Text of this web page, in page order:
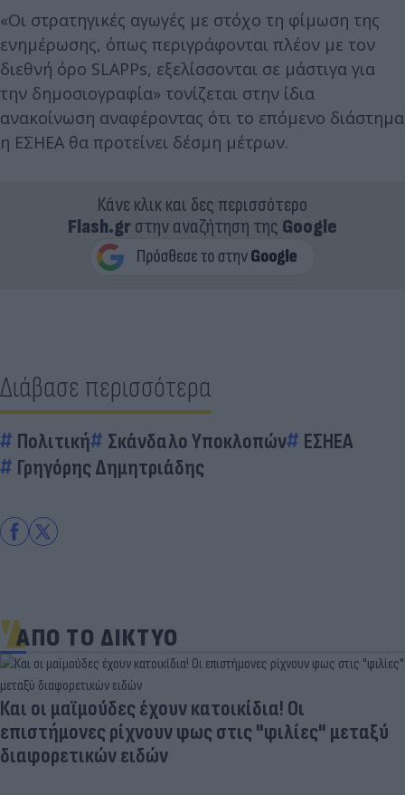
«Οι στρατηγικές αγωγές με στόχο τη φίμωση της
ενημέρωσης, όπως περιγράφονται πλέον με τον
διεθνή όρο SLAPPs, εξελίσσονται σε μάστιγα για
την δημοσιογραφία» τονίζεται στην ίδια
ανακοίνωση αναφέροντας ότι το επόμενο διάστημα
η ΕΣΗΕΑ θα προτείνει δέσμη μέτρων.
Κάνε κλικ και δες περισσότερο
Flash.grστην αναζήτηση της Google
Διάβασε περισσότερα
Πολιτική Σκάνδαλο Υποκλοπών
ΕΣΗΕΑ
Γρηγόρης Δημητριάδης
ΑΠΟ ΤΟ ΔΙΚΤΥΟ
Και οι μαϊμούδες έχουν κατοικίδια! Οι
επιστήμονες ρίχνουν φως στις "φιλίες" μεταξύ
διαφορετικών ειδών